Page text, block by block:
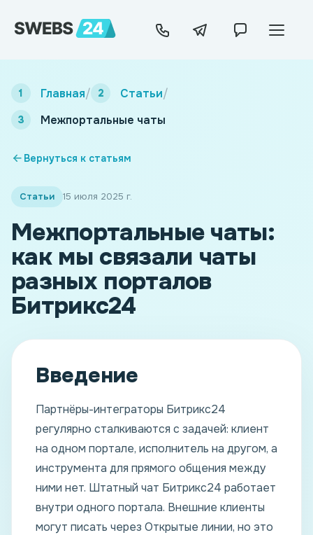
Главная/ Статьи/
Межпортальные чаты
Вернуться к статьям
Статьи 15 июля 2025 г.
Межпортальные чаты:
как мы связали чаты
разных порталов
Битрикс24
Введение
Партнёры-интеграторы Битрикс24
регулярно сталкиваются с задачей: клиент
на одном портале, исполнитель на другом, а
инструмента для прямого общения между
ними нет. Штатный чат Битрикс24 работает
внутри одного портала. Внешние клиенты
могут писать через Открытые линии, но это